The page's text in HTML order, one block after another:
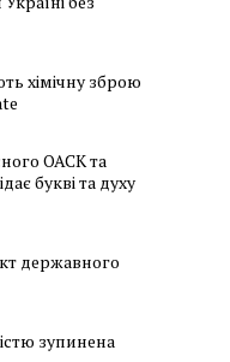
хімічну зброю
ОАСК та
букві та духу
державного
зупинена